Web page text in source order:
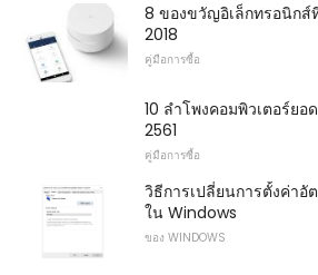
8 ของขวัญอิเล็กทรอนิก
2018
คู่มือการซื้อ
10 ลำโพงคอมพิวเตอร์ยอ
2561
คู่มือการซื้อ
วิธีการเปลี่ยนการตั้งค่า
ใน Windows
ของ WINDOWS